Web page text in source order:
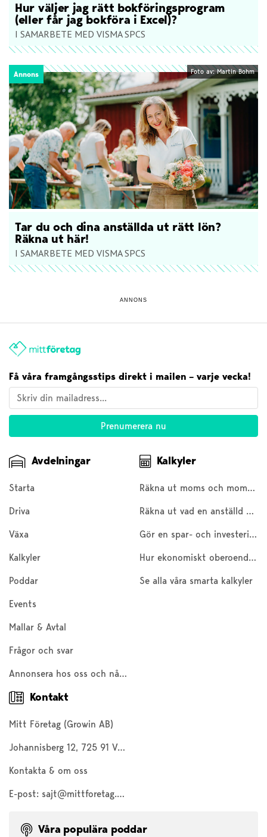
Hur väljer jag rätt bokföringsprogram
(eller får jag bokföra i Excel)?
I SAMARBETE MED VISMA SPCS
Annons Foto av: Martin Bohm
Tar du och dina anställda ut rätt lön?
Räkna ut här!
I SAMARBETE MED VISMA SPCS
ANNONS
Få våra framgångsstips direkt i mailen – varje vecka!
Avdelningar
Starta
Driva
Växa
Kalkyler
Poddar
Events
Mallar & Avtal
Frågor och svar
Annonsera hos oss och nå 200 000 företagare och entreprenörer
Kalkyler
Räkna ut moms och moms baklänges
Räkna ut vad en anställd kostar
Gör en spar- och investeringskalkyl
Hur ekonomiskt oberoende är du?
Se alla våra smarta kalkyler
Kontakt
Mitt Företag (Growin AB)
Johannisberg 12, 725 91 Västerås
Kontakta & om oss
E-post: sajt@mittforetag.com
Våra populära poddar